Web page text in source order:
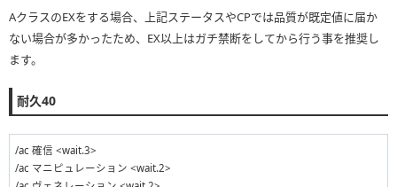
AクラスのEXをする場合、上記ステータスやCPでは品質が既定値に届か
ない場合が多かったため、EX以上はガチ禁断をしてから行う事を推奨し
ます。
耐久40
/ac 確信 <wait.3>
/ac マニピュレーション <wait.2>